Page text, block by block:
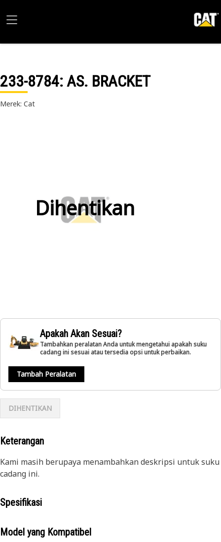
233-8784: AS. BRACKET
Merek: Cat
Dihentikan
Apakah Akan Sesuai?
Tambahkan peralatan Anda untuk mengetahui apakah suku
cadang ini sesuai atau tersedia opsi untuk perbaikan.
Tambah Peralatan
DIHENTIKAN
Keterangan
Kami masih berupaya menambahkan deskripsi untuk suku
cadang ini.
Spesifikasi
Model yang Kompatibel